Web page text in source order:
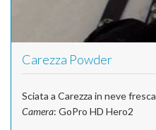
Carezza Powder
Sciata a Carezza in neve fresca
Camera: GoPro HD Hero2